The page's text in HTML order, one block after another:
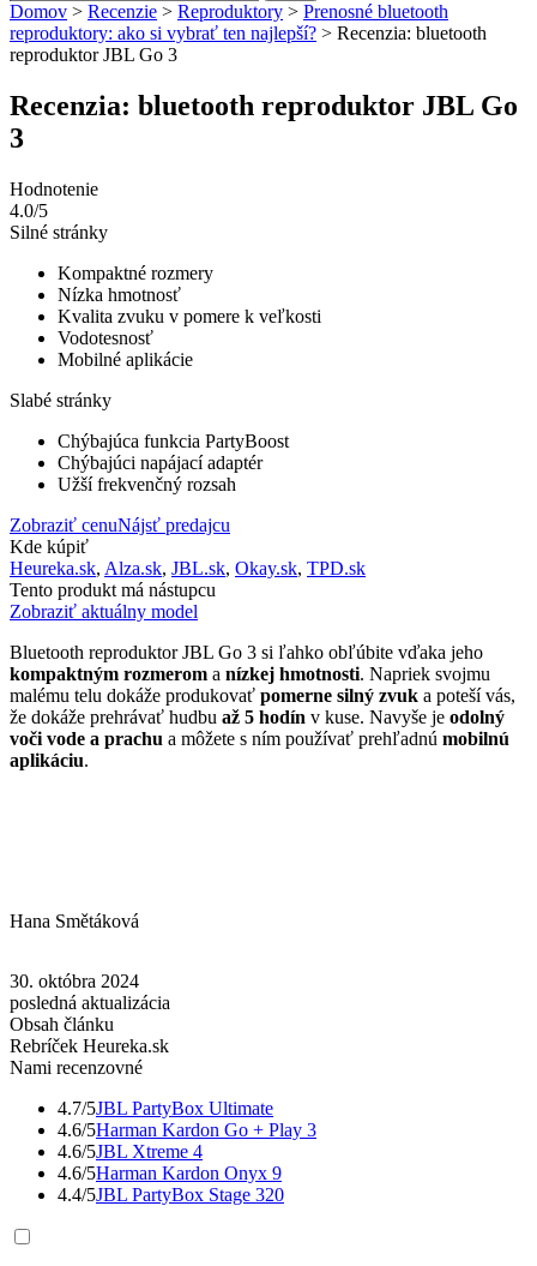
Domov > Recenzie > Reproduktory > Prenosné bluetooth
reproduktory: ako si vybrať ten najlepší? > Recenzia: bluetooth
reproduktor JBL Go 3
Recenzia: bluetooth reproduktor JBL Go
3
Hodnotenie
4.0/5
Silné stránky
Kompaktné rozmery
Nízka hmotnosť
Kvalita zvuku v pomere k veľkosti
Vodotesnosť
Mobilné aplikácie
Slabé stránky
Chýbajúca funkcia PartyBoost
Chýbajúci napájací adaptér
Užší frekvenčný rozsah
Zobraziť cenuNájsť predajcu
Kde kúpiť
Heureka.sk, Alza.sk, JBL.sk, Okay.sk, TPD.sk
Tento produkt má nástupcu
Zobraziť aktuálny model
Bluetooth reproduktor JBL Go 3 si ľahko obľúbite vďaka jeho
kompaktným rozmerom a nízkej hmotnosti. Napriek svojmu
malému telu dokáže produkovať pomerne silný zvuk a poteší vás,
že dokáže prehrávať hudbu až 5 hodín v kuse. Navyše je odolný
voči vode a prachu a môžete s ním používať prehľadnú mobilnú
aplikáciu.
Hana Smětáková
30. októbra 2024
posledná aktualizácia
Obsah článku
Rebríček Heureka.sk
Nami recenzovné
4.7/5JBL PartyBox Ultimate
4.6/5Harman Kardon Go + Play 3
4.6/5JBL Xtreme 4
4.6/5Harman Kardon Onyx 9
4.4/5JBL PartyBox Stage 320